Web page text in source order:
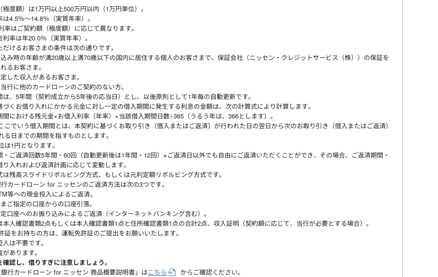
度額）は1万円以上500万円以内（1万円単位）。
4.5％～14.8％（実質年率）。
率はご契約額（極度額）に応じて異なります。
率は年20.0％（実質年率）。
けるお客さまの条件は次の通りです。
み時の年齢が満20歳以上満70歳以下の国内に居住する個人のお客さまで、保証会社（ニッセン・クレジットサービス（株））の保証を
るお客さま。
した収入があるお客さま。
行に他のカードローンのご契約のない方。
は、5年間（契約成立から5年後の応当日）とし、以後原則として1年毎の自動更新です。
づくお借り入れにかかる元金に対し一定の借入期間に発生する利息の金額は、次の計算式により計算します。
間における残元金×お借入利率（年率）×当該借入期間日数÷365（うるう年は、366とします）。
こでいう借入期間とは、本契約に基づくお取り引き（借入またはご返済）が行われた日の翌日から次のお取り引き（借入またはご返済）
る日までの期間を指すものとします。
は1円となります。
・ご返済回数5年間・60回（自動更新後は1年間・12回）※ご返済日以外でも自由にご返済いただくことができ、その場合、ご返済期間・
り入れおよび返済計画に応じて変動します。
は残高スライドリボルビング方式、もしくは元利定額リボルビング方式です。
カードローン for ニッセンのご返済方法は次の3つです。
等への現金投入によるご返済。
ご指定の口座からの口座引落。
口座へのお振り込みによるご返済（インターネットバンキング含む）。
本人確認書類2点もしくは本人確認書類1点と住所確認書類1点の合計2点、収入証明（契約額に応じて、当行が必要とする場合）。
証をお持ちの方は、運転免許証のご提出をお願いいたします。
は不要です。
あります。
認し、借りすぎに注意しましょう。
行カードローン for ニッセン 商品概要説明書」はこちら からご確認ください。